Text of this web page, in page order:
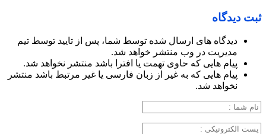
ثبت دیدگاه
دیدگاه های ارسال شده توسط شما، پس از تایید توسط تیم
مدیریت در وب منتشر خواهد شد.
پیام هایی که حاوی تهمت یا افترا باشد منتشر نخواهد شد.
پیام هایی که به غیر از زبان فارسی یا غیر مرتبط باشد منتشر
نخواهد شد.